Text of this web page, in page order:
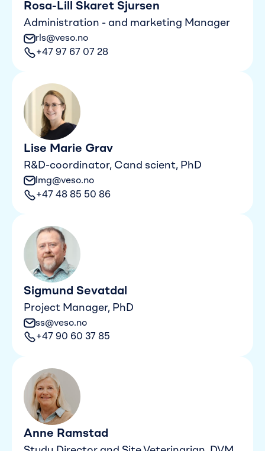
Rosa-Lill Skaret Sjursen
Administration - and marketing Manager
rls@veso.no
+47 97 67 07 28
Lise Marie Grav
R&D-coordinator, Cand scient, PhD
lmg@veso.no
+47 48 85 50 86
Sigmund Sevatdal
Project Manager, PhD
ss@veso.no
+47 90 60 37 85
Anne Ramstad